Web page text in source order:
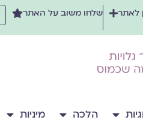
לאתר שלחו משוב על האתר
הלכה מיניות